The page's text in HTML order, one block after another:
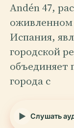
Andén 47,
оживленном
Испания,
городской
города с
Слушать